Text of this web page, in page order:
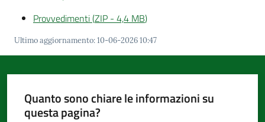
Provvedimenti(ZIP - 4,4 MB)
Ultimo aggiornamento:10-06-2026 10:47
Quanto sono chiare le informazioni su
questa pagina?